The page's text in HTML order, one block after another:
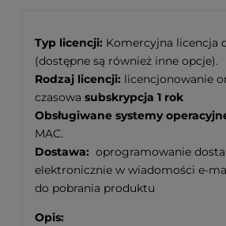
Typ licencji: Komercyjna licencja
(dostępne są również inne opcje).
Rodzaj licencji: licencjonowanie
czasowa subskrypcja 1 rok
Obsługiwane systemy
MAC.
Dostawa: oprogramowanie
elektronicznie w wiadomości e-
do pobrania produktu
Opis: